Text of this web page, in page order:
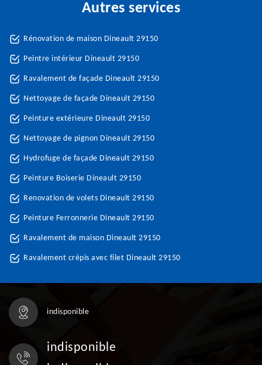
Autres services
Rénovation de maison Dineault 29150
Peintre intérieur Dineault 29150
Ravalement de façade Dineault 29150
Nettoyage de façade Dineault 29150
Peinture extérieure Dineault 29150
Nettoyage de pignon Dineault 29150
Hydrofuge de façade Dineault 29150
Peinture Boiserie Dineault 29150
Renovation de volets Dineault 29150
Peinture Ferronnerie Dineault 29150
Ravalement de maison Dineault 29150
Ravalement crépis avec filet Dineault 29150
indisponible
indisponible